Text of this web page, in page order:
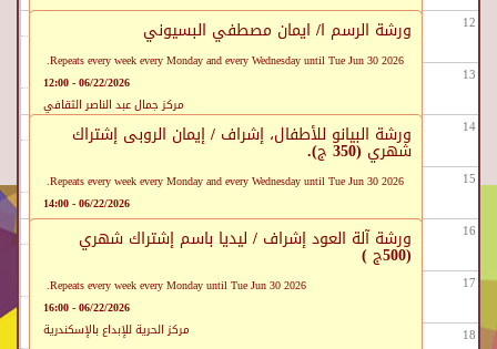
12
13
14
15
16
17
18
ورشة الرسم ا/ ايمان مصطفي البسيوني
Repeats every week every Monday and every Wednesday until Tue Jun 30 2026.
06/22/2026 - 12:00
مركز جمال عبد الناصر الثقافي
ورشة البيانو للأطفال، إشراف / إيمان الروبى إشتراك
شهري (350 ج).
Repeats every week every Monday and every Wednesday until Tue Jun 30 2026.
06/22/2026 - 14:00
مركز الحرية للإبداع بالإسكندرية
تدريس أقسام بيت العود العربي (العود والساز)
Repeats every week every Monday and every Wednesday and every Saturday
until Mon Jun 29 2026.
06/22/2026 - 16:00
بيت العود العربى ببيت الهراوى
ورشة آلة العود إشراف / ليديا باسم إشتراك شهري
(500ج )
Repeats every week every Monday until Tue Jun 30 2026.
06/22/2026 - 16:00
مركز الحرية للإبداع بالإسكندرية